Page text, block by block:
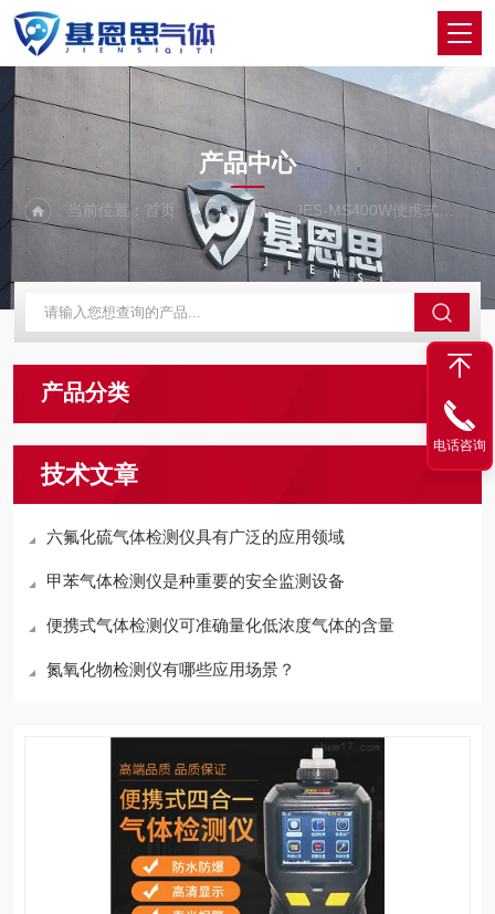
PRODUCTS CENTER
产品中心
当前位置： 首页 产品中心 JES-MS400W便携式 一
产品分类
技术文章
六氟化硫气体检测仪具有广泛的应用领域
甲苯气体检测仪是种重要的安全监测设备
便携式气体检测仪可准确量化低浓度气体的含量
氮氧化物检测仪有哪些应用场景？
电话咨询